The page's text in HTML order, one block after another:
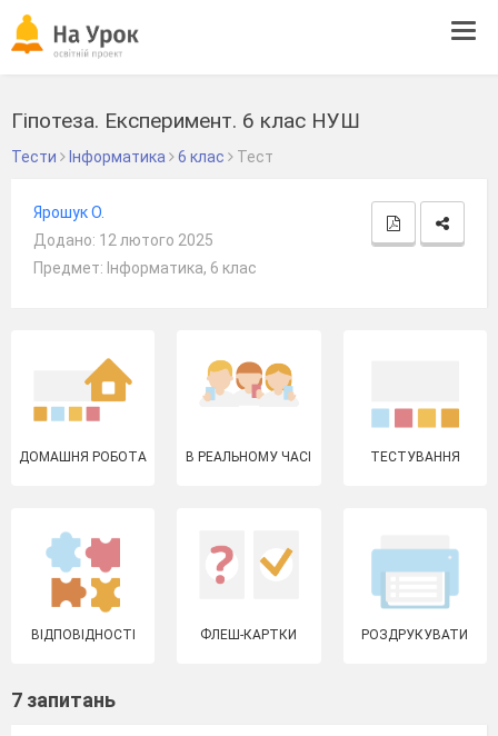
Гіпотеза. Експеримент. 6 клас НУШ
Тести Інформатика 6 клас Тест
Ярошук О.
Додано: 12 лютого 2025
Предмет: Інформатика, 6 клас
ДОМАШНЯ РОБОТА В РЕАЛЬНОМУ ЧАСІ ТЕСТУВАННЯ
ВІДПОВІДНОСТІ ФЛЕШ-КАРТКИ РОЗДРУКУВАТИ
7 запитань